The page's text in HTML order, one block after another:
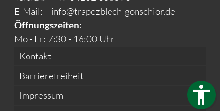
E-Mail:
info@trapezblech-gonschior.de
Öffnungszeiten:
Mo - Fr: 7:30 - 16:00 Uhr
Kontakt
Barrierefreiheit
Impressum